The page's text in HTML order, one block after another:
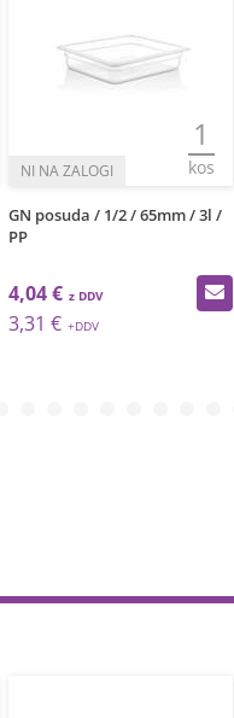
1
kos
GN posuda / 1/2 / 65mm / 3l /
PP
4,04 €
3,31 €